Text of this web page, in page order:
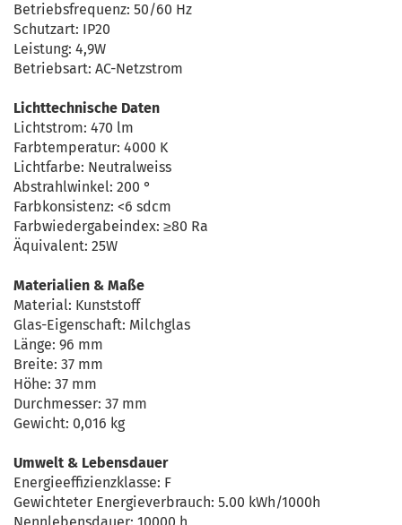
Betriebsfrequenz: 50/60 Hz
Schutzart: IP20
Leistung: 4,9W
Betriebsart: AC-Netzstrom
Lichttechnische Daten
Lichtstrom: 470 lm
Farbtemperatur: 4000 K
Lichtfarbe: Neutralweiss
Abstrahlwinkel: 200 °
Farbkonsistenz: <6 sdcm
Farbwiedergabeindex: ≥80 Ra
Äquivalent: 25W
Materialien & Maße
Material: Kunststoff
Glas-Eigenschaft: Milchglas
Länge: 96 mm
Breite: 37 mm
Höhe: 37 mm
Durchmesser: 37 mm
Gewicht: 0,016 kg
Umwelt & Lebensdauer
Energieeffizienzklasse: F
Gewichteter Energieverbrauch: 5.00 kWh/1000h